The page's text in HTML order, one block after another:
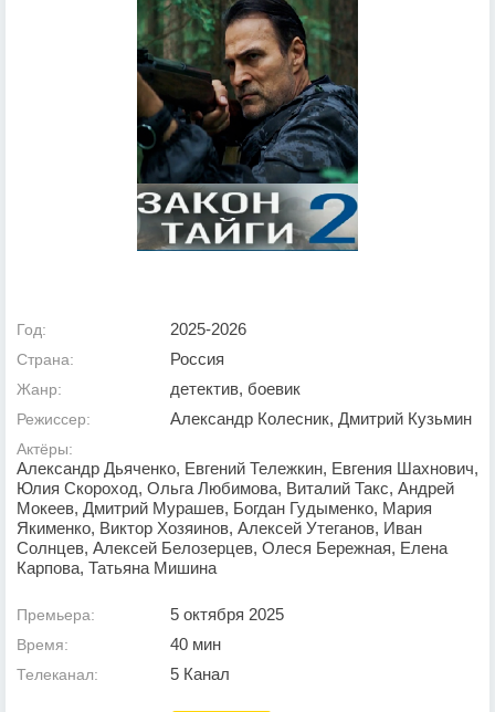
Год: 2025-2026
Страна: Россия
Жанр: детектив, боевик
Режиссер: Александр Колесник, Дмитрий Кузьмин
Актёры:
Александр Дьяченко, Евгений Тележкин, Евгения Шахнович,
Юлия Скороход, Ольга Любимова, Виталий Такс, Андрей
Мокеев, Дмитрий Мурашев, Богдан Гудыменко, Мария
Якименко, Виктор Хозяинов, Алексей Утеганов, Иван
Солнцев, Алексей Белозерцев, Олеся Бережная, Елена
Карпова, Татьяна Мишина
Премьера: 5 октября 2025
Время: 40 мин
Телеканал: 5 Канал